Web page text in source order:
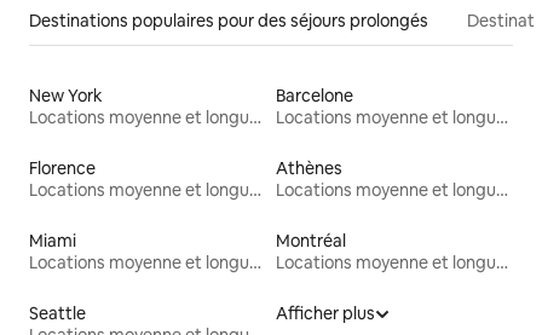
Destinations populaires pour des séjours prolongés
New York
Locations moyenne et longue durée
Barcelone
Locations moyenne et longue durée
Florence
Locations moyenne et longue durée
Athènes
Locations moyenne et longue durée
Miami
Locations moyenne et longue durée
Montréal
Locations moyenne et longue durée
Seattle
Afficher plus